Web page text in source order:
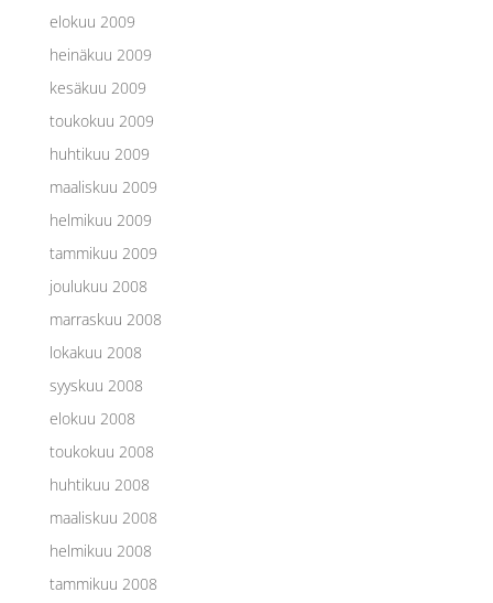
elokuu 2009
heinäkuu 2009
kesäkuu 2009
toukokuu 2009
huhtikuu 2009
maaliskuu 2009
helmikuu 2009
tammikuu 2009
joulukuu 2008
marraskuu 2008
lokakuu 2008
syyskuu 2008
elokuu 2008
toukokuu 2008
huhtikuu 2008
maaliskuu 2008
helmikuu 2008
tammikuu 2008